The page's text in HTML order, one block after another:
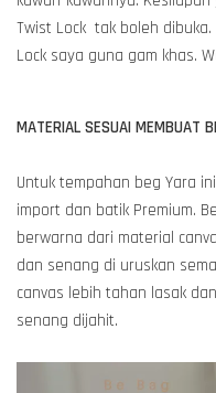
Twist Lock tak boleh
Lock saya guna gam khas.
MATERIAL SESUAI MEMBUAT
Untuk tempahan beg Yara
import dan batik Premium.
berwarna dari material
dan senang di uruskan
canvas lebih tahan lasak
senang dijahit.